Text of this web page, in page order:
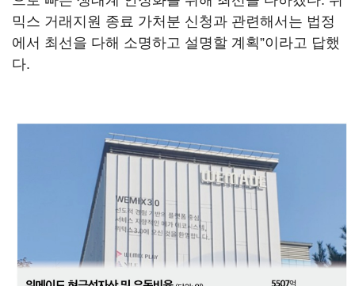
믹스 거래지원 종료 가처분 신청과 관련해서는 법정
에서 최선을 다해 소명하고 설명할 계획”이라고 답했
다.